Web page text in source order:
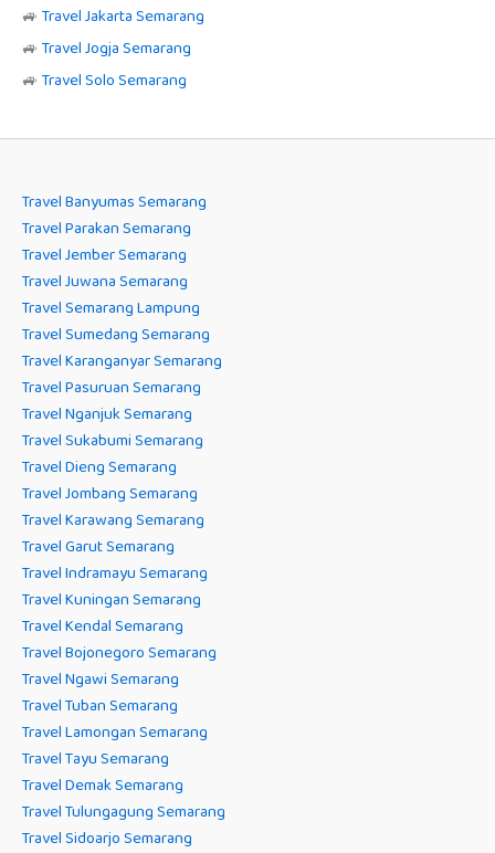
🚙 Travel Jakarta Semarang
🚙 Travel Jogja Semarang
🚙 Travel Solo Semarang
Travel Banyumas Semarang
Travel Parakan Semarang
Travel Jember Semarang
Travel Juwana Semarang
Travel Semarang Lampung
Travel Sumedang Semarang
Travel Karanganyar Semarang
Travel Pasuruan Semarang
Travel Nganjuk Semarang
Travel Sukabumi Semarang
Travel Dieng Semarang
Travel Jombang Semarang
Travel Karawang Semarang
Travel Garut Semarang
Travel Indramayu Semarang
Travel Kuningan Semarang
Travel Kendal Semarang
Travel Bojonegoro Semarang
Travel Ngawi Semarang
Travel Tuban Semarang
Travel Lamongan Semarang
Travel Tayu Semarang
Travel Demak Semarang
Travel Tulungagung Semarang
Travel Sidoarjo Semarang